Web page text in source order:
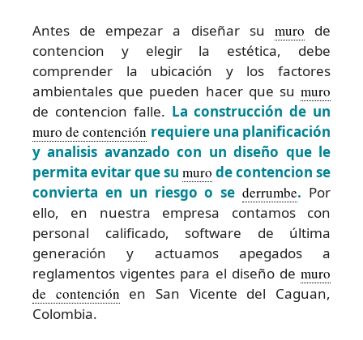
Antes de empezar a diseñar su muro de
contencion y elegir la estética, debe
comprender la ubicación y los factores
ambientales que pueden hacer que su muro
de contencion falle. La construcción de un
muro de contención requiere una planificación
y analisis avanzado con un diseño que le
permita evitar que su muro de contencion se
convierta en un riesgo o sederrumbe. Por
ello, en nuestra empresa contamos con
personal calificado, software de última
generación y actuamos apegados a
reglamentos vigentes para el diseño de muro
de contención en San Vicente del Caguan,
Colombia.